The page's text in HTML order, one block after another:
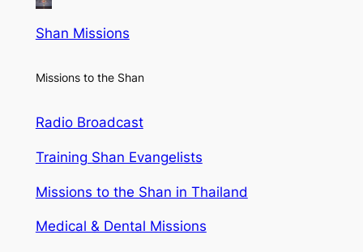
Shan Missions
Missions to the Shan
Radio Broadcast
Training Shan Evangelists
Missions to the Shan in Thailand
Medical & Dental Missions